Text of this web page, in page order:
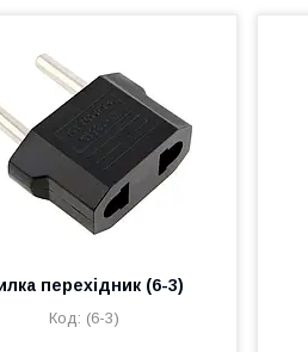
перехідник (6-3)
(6-3)